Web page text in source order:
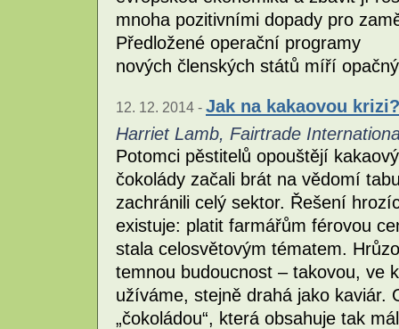
mnoha pozitivními dopady pro
Předložené operační programy
nových členských států míří
12. 12. 2014 - Jak na kakaovou
Harriet Lamb, Fairtrade
Potomci pěstitelů opouštějí
čokolády začali brát na vědomí
zachránili celý sektor. Řešení
existuje: platit farmářům férovou
stala celosvětovým tématem.
temnou budoucnost – takovou, ve
užíváme, stejně drahá jako kaviár.
„čokoládou“, která obsahuje tak